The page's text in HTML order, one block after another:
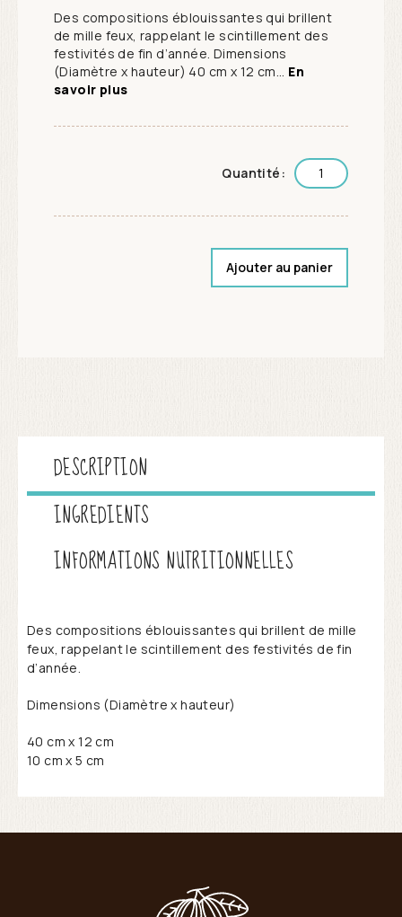
Des compositions éblouissantes qui brillent
de mille feux, rappelant le scintillement des
festivités de fin d’année. Dimensions
(Diamètre x hauteur) 40 cm x 12 cm... En
savoir plus
Quantité:
Ajouter au panier
DESCRIPTION
INGREDIENTS
INFORMATIONS NUTRITIONNELLES
Des compositions éblouissantes qui brillent de mille
feux, rappelant le scintillement des festivités de fin
d’année.
Dimensions (Diamètre x hauteur)
40 cm x 12 cm
10 cm x 5 cm